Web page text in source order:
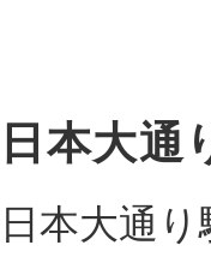
日本大通
日本大通